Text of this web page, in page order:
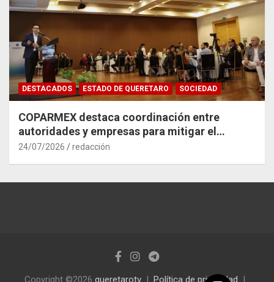
DESTACADOS ESTADO DE QUERETARO SOCIEDAD
COPARMEX destaca coordinación entre
autoridades y empresas para mitigar el
impacto del Tren México–Querétaro
24/07/2026 redacción
Copyright ©2026 queretarotv Política de privacidad